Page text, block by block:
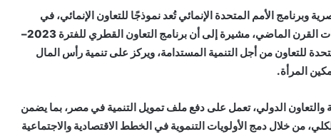
وبرنامج الأمم المتحدة الإنمائي تُعد نموذجًا للتعاون الإنمائي، في
إطار الشراكة الاستراتيجية مع الأمم المتحدة، منذ خمسينيات القرن الماضي، مشيرة إلى أن برنامج التعاون القطري للفترة 2023–
للتعاون من أجل التنمية المستدامة، ويركز على تنمية رأس المال
المرأة.
والتعاون الدولي، تعمل على دفع ملف تمويل التنمية في مصر، بما يضمن
من خلال دمج الأولويات التنموية في الخطط الاقتصادية والاجتماعية